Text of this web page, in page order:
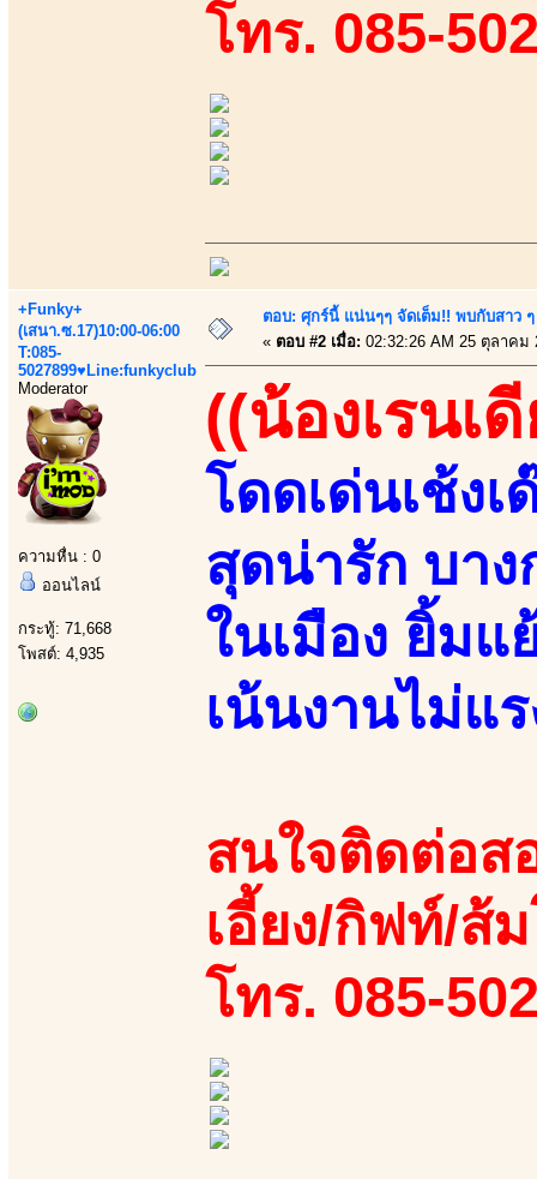
โทร. 085-
+Funky+
(เสนา.ซ.17)10:00-06:00
T:085-
5027899♥Line:funkyclub
Moderator
ความหื่น : 0
ออนไลน์
กระทู้: 71,668
โพสต์: 4,935
ตอบ: ศุกร์นี้ แน่นๆๆ จัดเต็ม!! พบกับสาว
« ตอบ #2 เมื่อ: 02:32:26 AM 25 ตุลาคม
((น้องเรนเ
โดดเด่นเช้ง
สุดน่ารัก บา
ในเมือง ยิ้ม
เน้นงานไม่แ
สนใจติดต่อส
เอี้ยง/กิฟท์/ส้
โทร. 085-